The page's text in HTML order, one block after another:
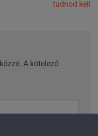
tudnod kell
A kötelező